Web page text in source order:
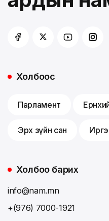
Холбоос
Парламент
Эрх зүйн сан
Холбоо барих
info@nam.mn
+(976) 7000-1921